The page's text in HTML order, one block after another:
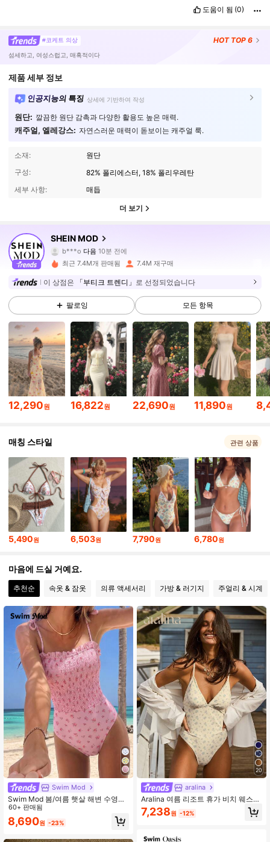
도움이 됨 (0)
#코케트 의상 HOT TOP 6
섬세하고, 여성스럽고, 매혹적이다
제품 세부 정보
인공지능의 특징 상세에 기반하여 작성
원단: 깔끔한 원단 감촉과 다양한 활용도 높은 매력.
캐주얼, 엘레강스: 자연스러운 매력이 돋보이는 캐주얼 룩.
소재:
원단
구성:
82% 폴리에스터, 18% 폴리우레탄
세부 사항:
매듭
더 보기
SHEIN MOD
b***o다음10분 전에
c***s가 탐색 중입니다
4.91
3.3M 팔로워
4.91 3.3M 팔로워
4.91 3.3M 팔로워
4.91 3.3M 팔로워
4.91 3.3M 팔로워
4.91 3.3M 팔로워
4.91 3.3M 팔로워
3.3M 팔로워
최근 7.4M개 판매됨 7.4M 재구매
이 상점은 「부티크 트렌디」 로 선정되었습니다
팔로잉 모든 항목
12,290원 16,822원 22,690원 11,890원
매칭 스타일 관련 상품
5,490원 6,503원 7,790원 6,780원
마음에 드실 거예요.
추천순 속옷 & 잠옷 의류 액세서리 가방 & 러기지 주얼리 & 시계
Swim Mod
Swim Mod 봄/여름 햇살 해변 수영복,
스위트 걸 귀여운 꽃무늬 랜덤 올오버
프린트 스파게티 스트랩 1피스 수영복
60+ 판매됨
8,690원 -23%
20
aralina
Aralina 여름 리조트 휴가 비치 웨스턴
플로럴 프린트 트림 디테일 1피스 수
영복과 수영 가방
7,238원 -12%